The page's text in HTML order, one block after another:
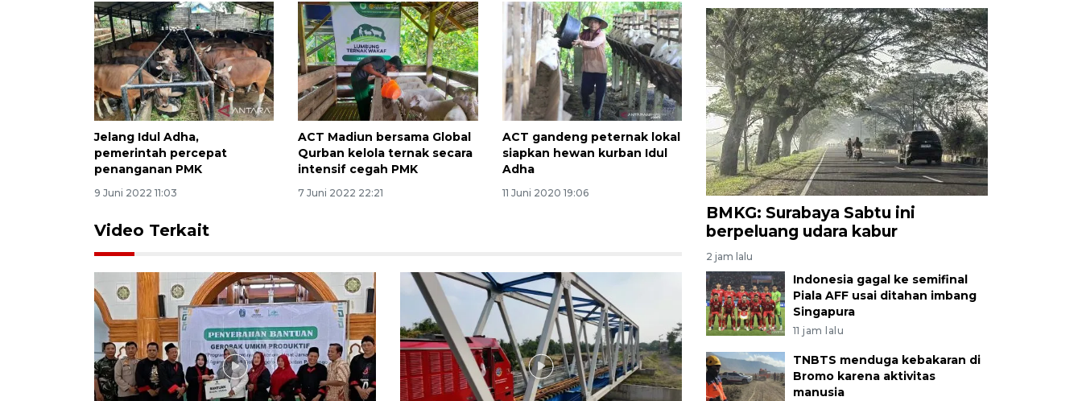
Jelang Idul Adha,
pemerintah percepat
penanganan PMK
9 Juni 2022 11:03
ACT Madiun bersama Global
Qurban kelola ternak secara
intensif cegah PMK
7 Juni 2022 22:21
ACT gandeng peternak lokal
siapkan hewan kurban Idul
Adha
11 Juni 2020 19:06
Video Terkait
BMKG: Surabaya Sabtu ini
berpeluang udara kabur
2 jam lalu
Indonesia gagal ke semifinal
Piala AFF usai ditahan imbang
Singapura
11 jam lalu
TNBTS menduga kebakaran di
Bromo karena aktivitas
manusia